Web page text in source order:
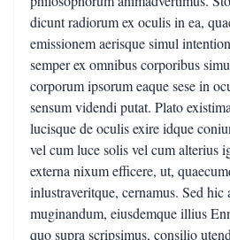
dicunt radiorum ex oculis in ea,
emissionem aerisque simul
semper ex omnibus corporibus
corporum ipsorum eaque sese in
sensum videndi putat. Plato
lucisque de oculis exire idque
vel cum luce solis vel cum alterius
externa nixum efficere, ut,
inlustraveritque, cernamus. Sed hic
muginandum, eiusdemque illius
quo supra scripsimus, consilio